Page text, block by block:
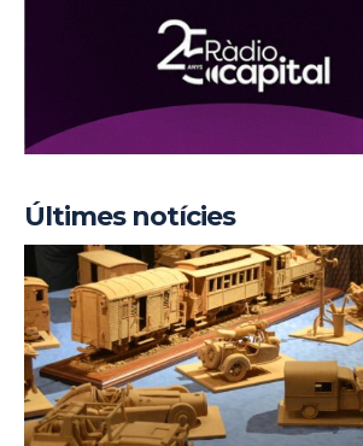
Últimes notícies